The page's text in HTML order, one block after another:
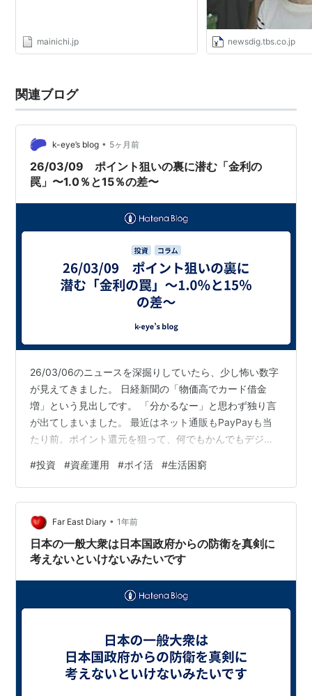
mainichi.jp newsdig.tbs.co.jp
関連ブログ
k-eye’s blog • 5ヶ月前
26/03/09 ポイント狙いの裏に潜む「金利の
罠」〜1.0％と15％の差〜
26/03/06のニュースを深掘りしていたら、少し怖い数字
が見えてきました。 日経新聞の「物価高でカード借金
増」という見出しです。 「分かるなー」と思わず独り言
が出てしまいました。 最近はネット通販もPayPayも当
たり前。ポイント還元を狙って、何でもかんでもデジタ
私も1％の還元をコツコツ貯めるのは嫌いじゃありませ
ん。 でも、この盛り上がりの裏側には、二つの異なる層
がいることに気づかされます。 賢く立ち回る「ポイント
狙い派」 一つは、若者を中心に増えている、徹底したポ
イント活用層。 現金で払うのは損だと言わんばかりに、
コンビニのコーヒー一杯から…
#投資 #資産運用 #ポイ活 #生活困窮
Far East Diary • 1年前
日本の一般大衆は日本国政府からの防衛を真剣に
考えないといけないみたいです